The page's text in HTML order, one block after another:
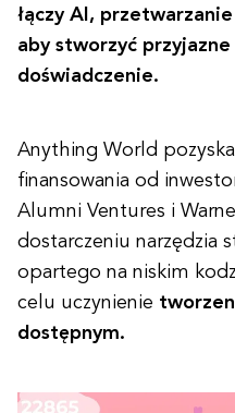
łączy AI,
aby stworzyć
doświadczenie.
Anything World
finansowania od
Alumni Ventures i
dostarczeniu narzędzia
opartego na niskim
celu uczynienie
dostępnym.